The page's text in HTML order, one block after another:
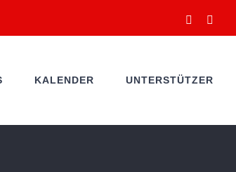
Facebook
KALENDER UNTERSTÜTZER